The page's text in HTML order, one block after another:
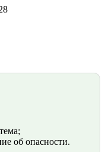
об опасности.